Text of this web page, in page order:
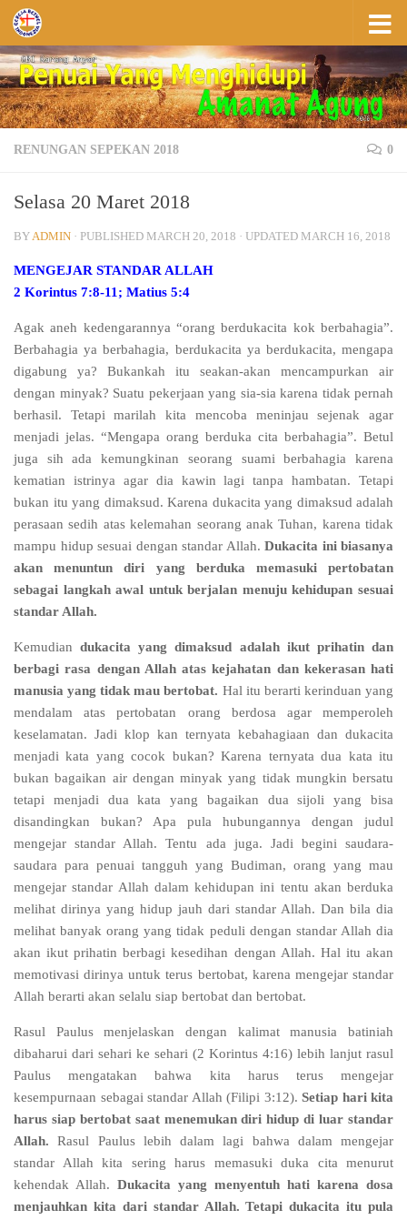
Skip to content
RENUNGAN SEPEKAN 2018 0
Selasa 20 Maret 2018
BYADMIN · PUBLISHED MARCH 20, 2018 · UPDATED MARCH 16, 2018
MENGEJAR STANDAR ALLAH
2 Korintus 7:8-11; Matius 5:4
Agak aneh kedengarannya “orang berdukacita kok berbahagia”.
Berbahagia ya berbahagia, berdukacita ya berdukacita, mengapa
digabung ya? Bukankah itu seakan-akan mencampurkan air
dengan minyak? Suatu pekerjaan yang sia-sia karena tidak pernah
berhasil. Tetapi marilah kita mencoba meninjau sejenak agar
menjadi jelas. “Mengapa orang berduka cita berbahagia”. Betul
juga sih ada kemungkinan seorang suami berbahagia karena
kematian istrinya agar dia kawin lagi tanpa hambatan. Tetapi
bukan itu yang dimaksud. Karena dukacita yang dimaksud adalah
perasaan sedih atas kelemahan seorang anak Tuhan, karena tidak
mampu hidup sesuai dengan standar Allah. Dukacita ini biasanya
akan menuntun diri yang berduka memasuki pertobatan
sebagai langkah awal untuk berjalan menuju kehidupan sesuai
standar Allah.
Kemudiandukacita yang dimaksud adalah ikut prihatin dan
berbagi rasa dengan Allah atas kejahatan dan kekerasan hati
manusia yang tidak mau bertobat. Hal itu berarti kerinduan yang
mendalam atas pertobatan orang berdosa agar memperoleh
keselamatan. Jadi klop kan ternyata kebahagiaan dan dukacita
menjadi kata yang cocok bukan? Karena ternyata dua kata itu
bukan bagaikan air dengan minyak yang tidak mungkin bersatu
tetapi menjadi dua kata yang bagaikan dua sijoli yang bisa
disandingkan bukan? Apa pula hubungannya dengan judul
mengejar standar Allah. Tentu ada juga. Jadi begini saudara-
saudara para penuai tangguh yang Budiman, orang yang mau
mengejar standar Allah dalam kehidupan ini tentu akan berduka
melihat dirinya yang hidup jauh dari standar Allah. Dan bila dia
melihat banyak orang yang tidak peduli dengan standar Allah dia
akan ikut prihatin berbagi kesedihan dengan Allah. Hal itu akan
memotivasi dirinya untuk terus bertobat, karena mengejar standar
Allah berarti akan selalu siap bertobat dan bertobat.
Rasul Paulus menjelaskan dengan kalimat manusia batiniah
dibaharui dari sehari ke sehari (2 Korintus 4:16) lebih lanjut rasul
Paulus mengatakan bahwa kita harus terus mengejar
kesempurnaan sebagai standar Allah (Filipi 3:12). Setiap hari kita
harus siap bertobat saat menemukan diri hidup di luar standar
Allah. Rasul Paulus lebih dalam lagi bahwa dalam mengejar
standar Allah kita sering harus memasuki duka cita menurut
kehendak Allah. Dukacita yang menyentuh hati karena dosa
menjauhkan kita dari standar Allah. Tetapi dukacita itu pula